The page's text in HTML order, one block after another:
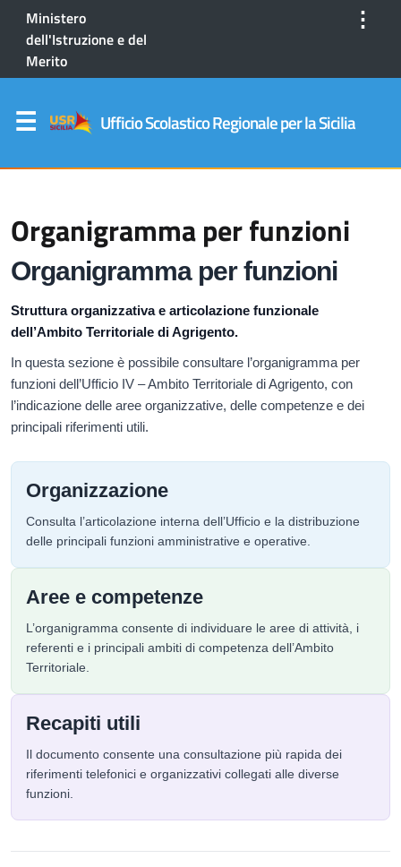
Ministero
dell'Istruzione e del
Merito
⋮
Ufficio Scolastico Regionale per la Sicilia
Organigramma per funzioni
Organigramma per funzioni
Struttura organizzativa e articolazione funzionale
dell’Ambito Territoriale di Agrigento.
In questa sezione è possibile consultare l’organigramma per
funzioni dell’Ufficio IV – Ambito Territoriale di Agrigento, con
l’indicazione delle aree organizzative, delle competenze e dei
principali riferimenti utili.
Organizzazione
Consulta l’articolazione interna dell’Ufficio e la distribuzione
delle principali funzioni amministrative e operative.
Aree e competenze
L’organigramma consente di individuare le aree di attività, i
referenti e i principali ambiti di competenza dell’Ambito
Territoriale.
Recapiti utili
Il documento consente una consultazione più rapida dei
riferimenti telefonici e organizzativi collegati alle diverse
funzioni.